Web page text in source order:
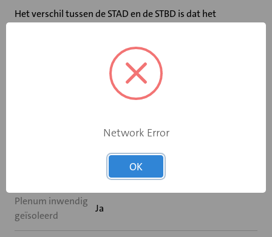
Het verschil tussen de STAD en de STBD is dat het
De SROD is de retouruitvoering en is qua uiterlijk gelijk
Plenum inwendig
geïsoleerd
Ja
Network Error
OK